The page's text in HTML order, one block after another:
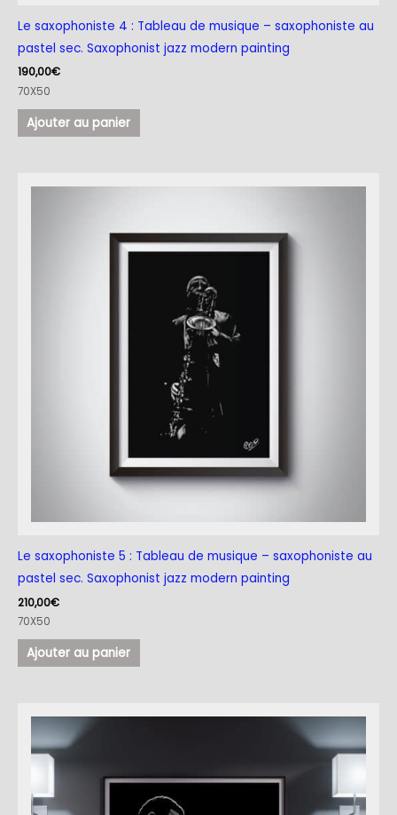
Le saxophoniste 4 : Tableau de musique – saxophoniste au
pastel sec. Saxophonist jazz modern painting
190,00€
70X50
Ajouter au panier
Le saxophoniste 5 : Tableau de musique – saxophoniste au
pastel sec. Saxophonist jazz modern painting
210,00€
70X50
Ajouter au panier